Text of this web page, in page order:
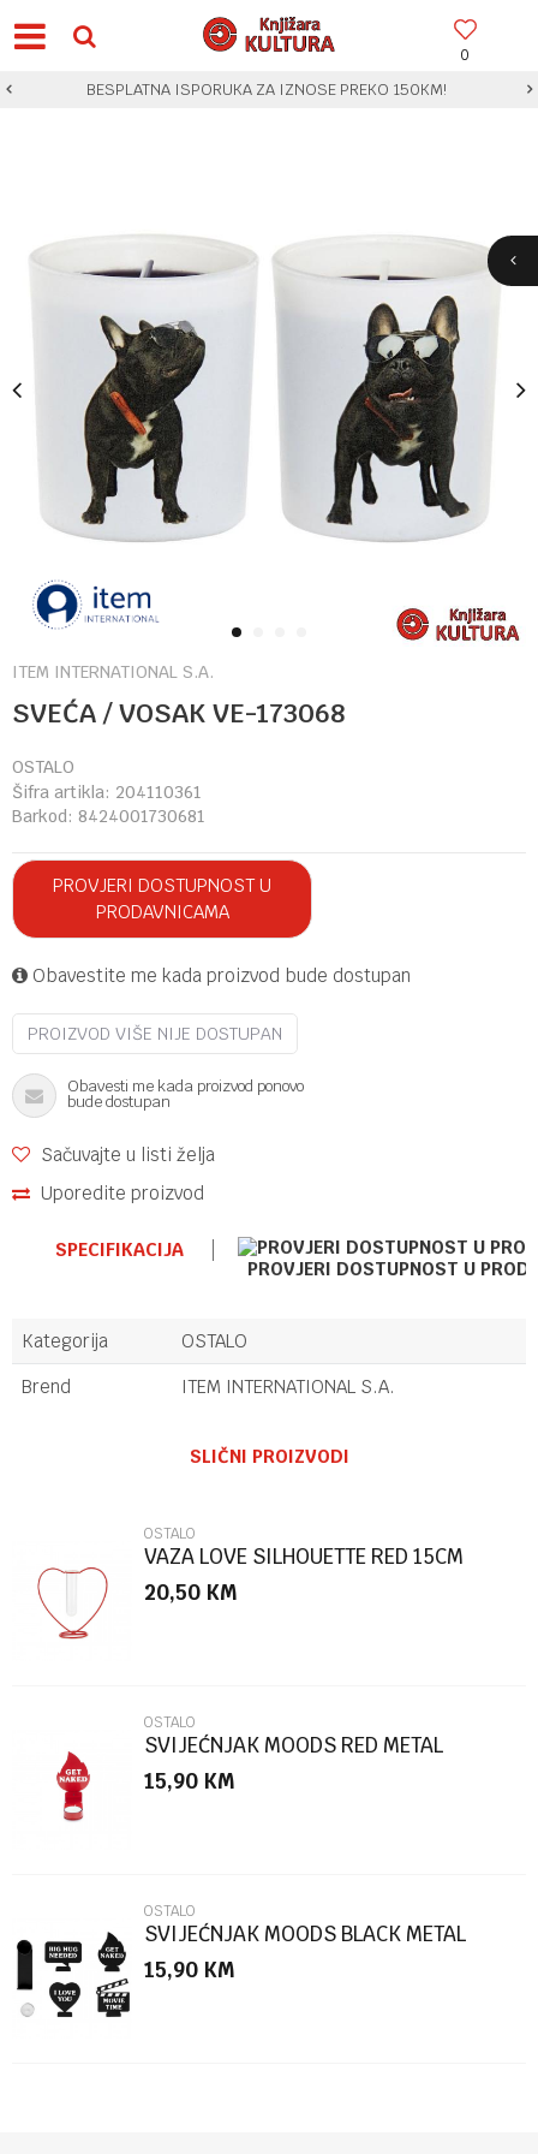
0
BESPLATNA ISPORUKA ZA IZNOSE PREKO 150KM!
1
ITEM INTERNATIONAL S.A.
SVEĆA / VOSAK VE-173068
OSTALO
Šifra artikla: 204110361
Barkod: 8424001730681
PROVJERI DOSTUPNOST U
PRODAVNICAMA
Obavestite me kada proizvod bude dostupan
PROIZVOD VIŠE NIJE DOSTUPAN
Obavesti me kada proizvod ponovo
bude dostupan
Sačuvajte u listi želja
Uporedite proizvod
SPECIFIKACIJA
PROVJERI DOSTUPNOST U
Kategorija
OSTALO
Brend
ITEM INTERNATIONAL S.A.
Poruka
POŠALJI
SLIČNI PROIZVODI
OSTALO
VAZA LOVE SILHOUETTE RED 15CM
METAL/GLA
20,50 KM
OSTALO
SVIJEĆNJAK MOODS RED METAL
15,90 KM
OSTALO
SVIJEĆNJAK MOODS BLACK METAL
15,90 KM